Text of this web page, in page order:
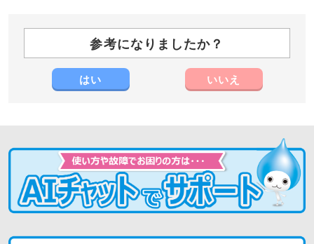
参考になりましたか？
はい いいえ